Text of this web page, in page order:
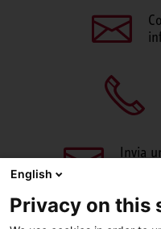
Invia
English
Privacy on this